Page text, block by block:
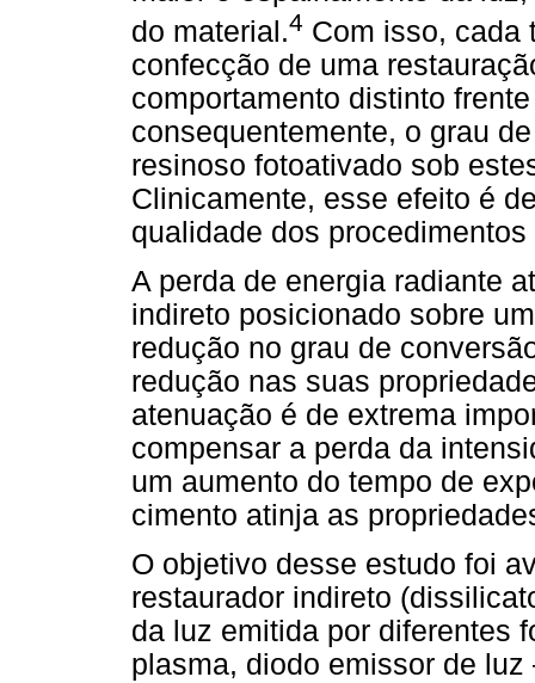
do material.4 Com isso, cada
confecção de uma
comportamento distinto
consequentemente, o grau
resinoso fotoativado sob
Clinicamente, esse efeito é
qualidade dos
A perda de energia radiante
indireto posicionado sobre
redução no grau de
redução nas suas
atenuação é de extrema
compensar a perda da
um aumento do tempo de
cimento atinja as
O objetivo desse estudo foi
restaurador indireto
da luz emitida por diferentes
plasma, diodo emissor de